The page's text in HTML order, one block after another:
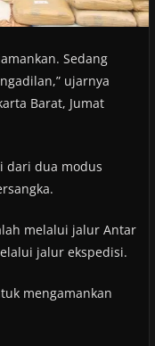
Sedang
ujarnya
Barat, Jumat
dari dua modus
melalui jalur Antar
jalur ekspedisi.
mengamankan